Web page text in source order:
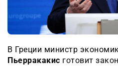
В Греции министр
Пьерракакис готовит